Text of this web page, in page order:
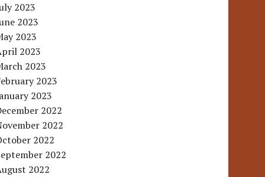
2023
2023
2023
2023
2023
2023
2023
2022
2022
2022
2022
2022